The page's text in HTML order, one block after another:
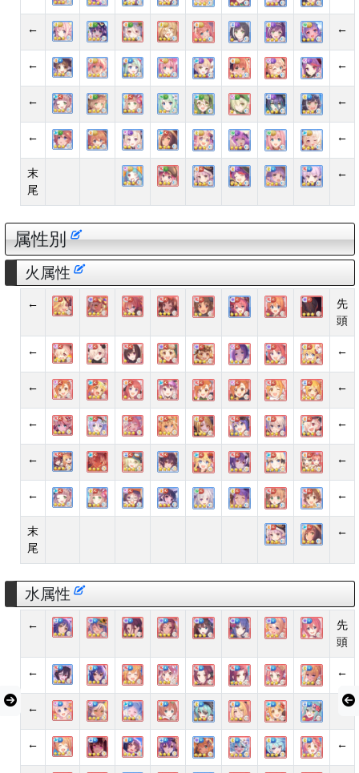
← ←
← ←
← ←
← ←
末
尾
←
属性別
火属性
←
先
頭
← ←
← ←
← ←
← ←
← ←
末
尾
←
水属性
←
先
頭
← ←
← ←
← ←